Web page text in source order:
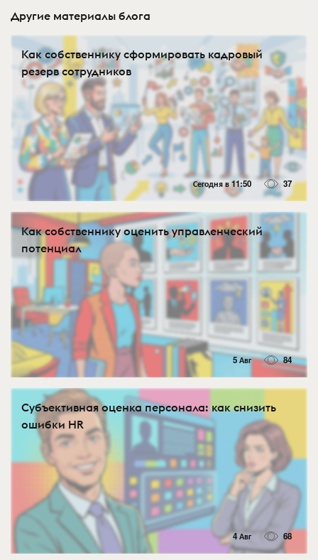
Другие материалы блога
Как собственнику сформировать кадровый
резерв сотрудников
Сегодня в 11:50 37
Как собственнику оценить управленческий
потенциал
5 Авг 84
Субъективная оценка персонала: как снизить
ошибки HR
4 Авг 68